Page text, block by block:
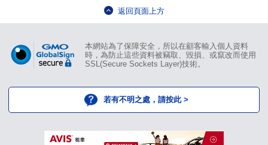
返回頁面上方
本網站為了保障安全，所以在顧客輸入個人資料
時，為防止這些資料被竊取、毀損、或竄改而使用
SSL(Secure Sockets Layer)技術。
若有不明之處，請按此 >